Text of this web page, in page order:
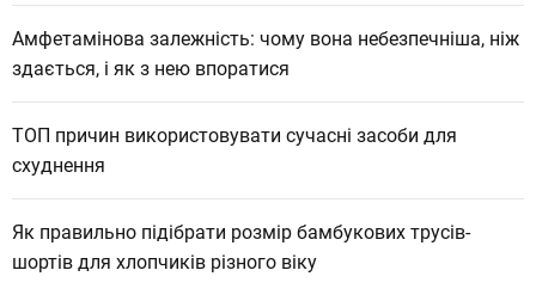
Амфетамінова залежність: чому вона небезпечніша, ніж
здається, і як з нею впоратися
ТОП причин використовувати сучасні засоби для
схуднення
Як правильно підібрати розмір бамбукових трусів-
шортів для хлопчиків різного віку